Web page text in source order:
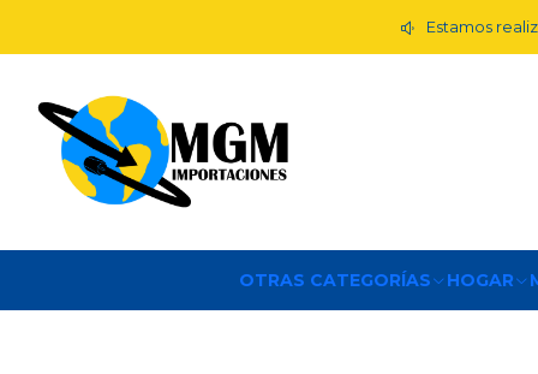
OTRAS CATEGORÍAS HOGAR
Estamos